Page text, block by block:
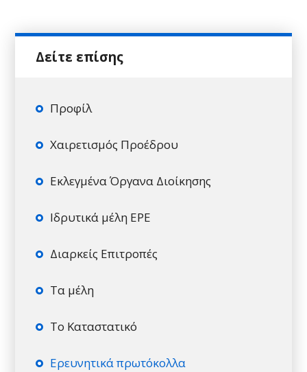
Προφίλ
Χαιρετισμός Προέδρου
Εκλεγμένα Όργανα Διοίκησης
Ιδρυτικά μέλη ΕΡΕ
Διαρκείς Επιτροπές
Τα μέλη
Το Καταστατικό
Ερευνητικά πρωτόκολλα